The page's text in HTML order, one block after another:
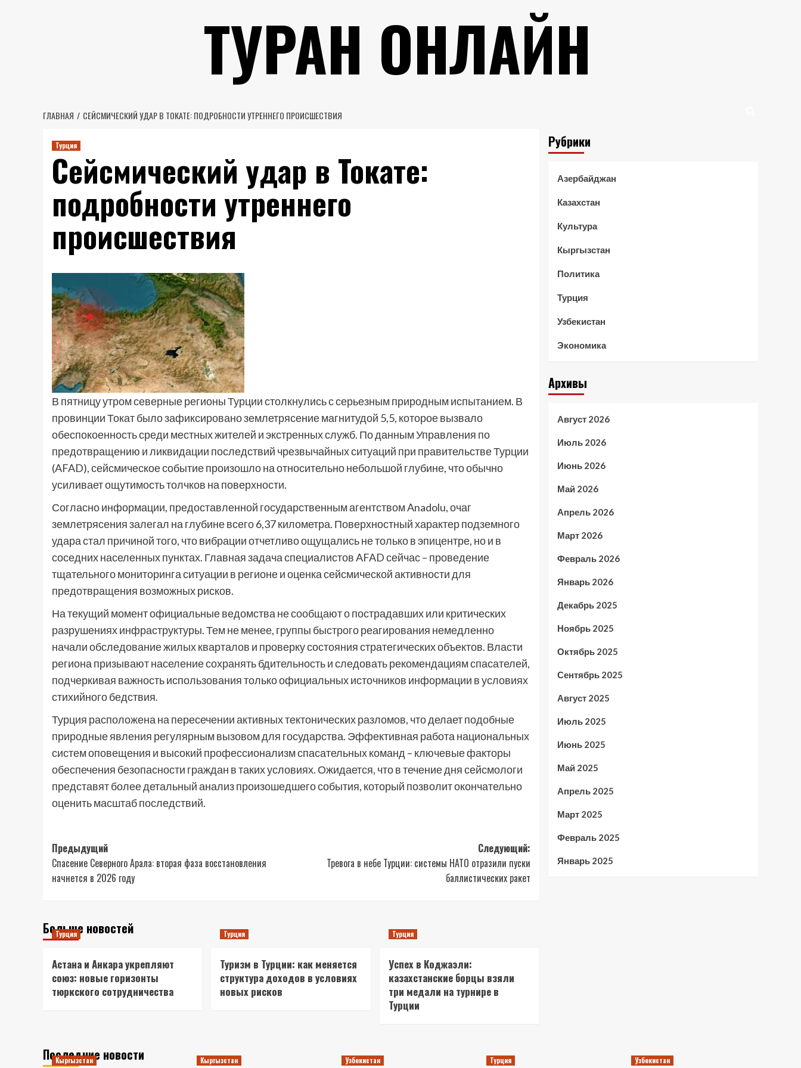
ТУРАН ОНЛАЙН
ГЛАВНАЯ СЕЙСМИЧЕСКИЙ УДАР В ТОКАТЕ: ПОДРОБНОСТИ УТРЕННЕГО ПРОИСШЕСТВИЯ
Турция
Сейсмический удар в Токате:
подробности утреннего
происшествия
В пятницу утром северные регионы Турции столкнулись с серьезным природным испытанием. В
провинции Токат было зафиксировано землетрясение магнитудой 5,5, которое вызвало
обеспокоенность среди местных жителей и экстренных служб. По данным Управления по
предотвращению и ликвидации последствий чрезвычайных ситуаций при правительстве Турции
(AFAD), сейсмическое событие произошло на относительно небольшой глубине, что обычно
усиливает ощутимость толчков на поверхности.
Согласно информации, предоставленной государственным агентством Anadolu, очаг
землетрясения залегал на глубине всего 6,37 километра. Поверхностный характер подземного
удара стал причиной того, что вибрации отчетливо ощущались не только в эпицентре, но и в
соседних населенных пунктах. Главная задача специалистов AFAD сейчас – проведение
тщательного мониторинга ситуации в регионе и оценка сейсмической активности для
предотвращения возможных рисков.
На текущий момент официальные ведомства не сообщают о пострадавших или критических
разрушениях инфраструктуры. Тем не менее, группы быстрого реагирования немедленно
начали обследование жилых кварталов и проверку состояния стратегических объектов. Власти
региона призывают население сохранять бдительность и следовать рекомендациям спасателей,
подчеркивая важность использования только официальных источников информации в условиях
стихийного бедствия.
Турция расположена на пересечении активных тектонических разломов, что делает подобные
природные явления регулярным вызовом для государства. Эффективная работа национальных
систем оповещения и высокий профессионализм спасательных команд – ключевые факторы
обеспечения безопасности граждан в таких условиях. Ожидается, что в течение дня сейсмологи
представят более детальный анализ произошедшего события, который позволит окончательно
оценить масштаб последствий.
Навигация
записи
Предыдущий
Спасение Северного Арала: вторая фаза восстановления
начнется в 2026 году
Следующий:
Тревога в небе Турции: системы НАТО отразили пуски
баллистических ракет
Больше новостей
Турция
Астана и Анкара укрепляют
союз: новые горизонты
тюркского сотрудничества
Турция
Туризм в Турции: как меняется
структура доходов в условиях
новых рисков
Турция
Успех в Коджаэли:
казахстанские борцы взяли
три медали на турнире в
Турции
Рубрики
Азербайджан
Казахстан
Культура
Кыргызстан
Политика
Турция
Узбекистан
Экономика
Архивы
Август 2026
Июль 2026
Июнь 2026
Май 2026
Апрель 2026
Март 2026
Февраль 2026
Январь 2026
Декабрь 2025
Ноябрь 2025
Октябрь 2025
Сентябрь 2025
Август 2025
Июль 2025
Июнь 2025
Май 2025
Апрель 2025
Март 2025
Февраль 2025
Январь 2025
Последние новости
Кыргызстан Кыргызстан Узбекистан Турция Узбекистан